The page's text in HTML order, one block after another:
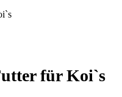
für Koi`s